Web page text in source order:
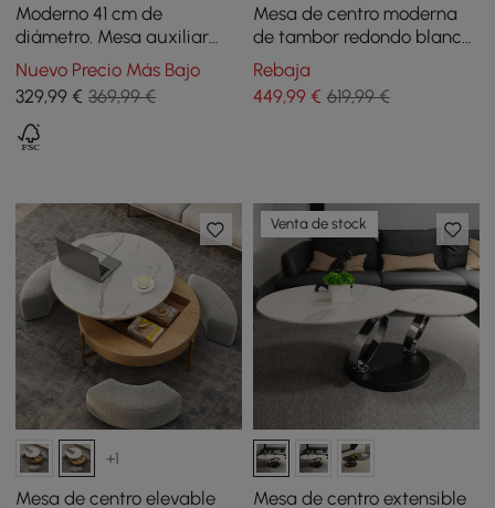
Moderno 41 cm de
diámetro. Mesa auxiliar
estriada de nogal con
almacenamiento
Nuevo Precio Más Bajo
329,99 € 369,99 €
Mesa de centro moderna
de tambor redondo blanco,
almacenamiento interior
hueco, tapa amarilla, 1
pieza
Rebaja
449,99€ 619,99 €
+1
Mesa de centro elevable
Venta de stock
Mesa de centro extensible